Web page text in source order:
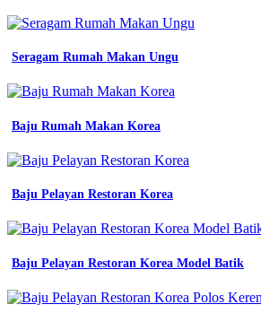
bahan
terbaik
Mudah
seragam
lapangan
konveksi
semarang
tips
membuat
seragam
Bahan
spandek
Seragam Rumah Makan Ungu
Baju Rumah Makan Korea
Baju Pelayan Restoran Korea
Baju Pelayan Restoran Korea Model Batik